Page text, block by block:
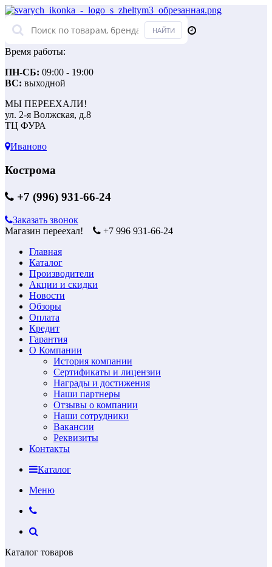
Время работы:
ПН-СБ: 09:00 - 19:00
ВС: выходной
МЫ ПЕРЕЕХАЛИ!
ул. 2-я Волжская, д.8
ТЦ ФУРА
Иваново
Кострома
+7 (996) 931-66-24
Заказать звонок
Магазин переехал!
+7 996 931-66-24
Главная
Каталог
Производители
Акции и скидки
Новости
Обзоры
Оплата
Кредит
Гарантия
О Компании
История компании
Сертификаты и лицензии
Награды и достижения
Наши партнеры
Отзывы о компании
Наши сотрудники
Вакансии
Реквизиты
Контакты
Каталог
Меню
Каталог товаров